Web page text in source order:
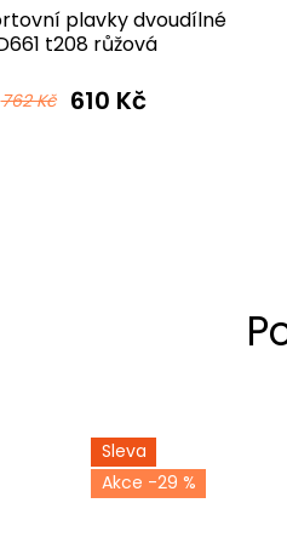
plavky dvoudílné
t208 růžová
762 Kč 610 Kč
Sleva
-29 %